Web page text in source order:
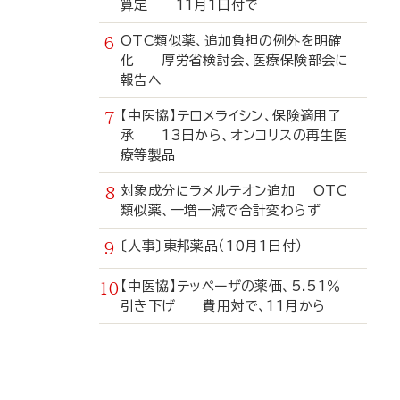
算定 11月1日付で
OTC類似薬、追加負担の例外を明確
化 厚労省検討会、医療保険部会に
報告へ
【中医協】テロメライシン、保険適用了
承 13日から、オンコリスの再生医
療等製品
対象成分にラメルテオン追加 OTC
類似薬、一増一減で合計変わらず
〔人事〕東邦薬品（10月1日付）
【中医協】テッペーザの薬価、5.51％
引き下げ 費用対で、11月から